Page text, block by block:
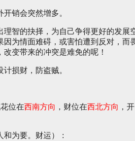
销会突然增多。
理智的抉择，为自己争得更好的发展
为情面难碍，或害怕遭到反对，而
变带来的冲突是难免的呢！
损财，防盗贼。
花位在西南方向 ，财位在西北方向 ，开
为要。财运）：